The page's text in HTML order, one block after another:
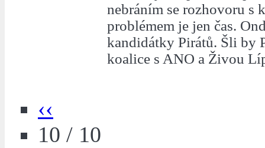
nebráním se rozhovoru s
problémem je jen čas.
kandidátky Pirátů. Šli by
koalice s ANO a Živou
‹‹
10 / 10